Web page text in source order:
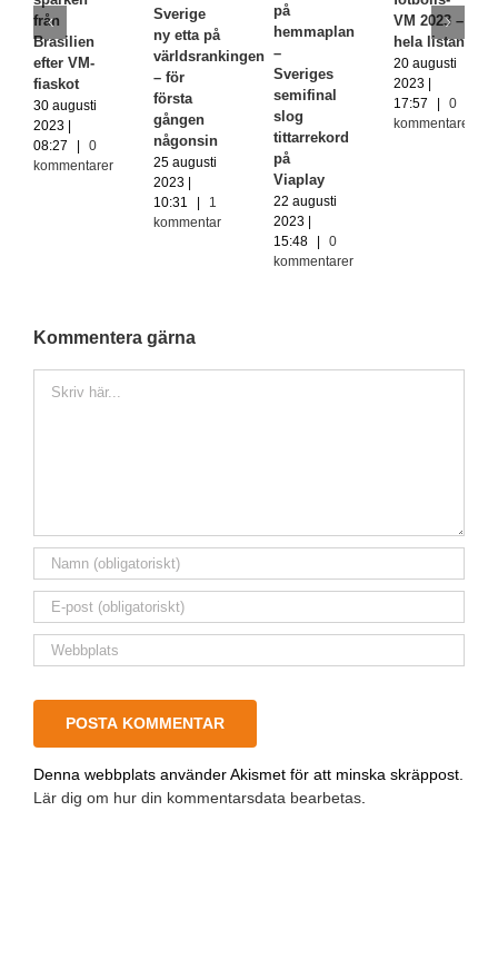
från
Brasilien
efter VM-
fiaskot
30 augusti
2023 |
08:27
0
kommentarer
Sverige
ny etta på
världsrankingen
– för
första
gången
någonsin
25 augusti
2023 |
10:31
1
kommentar
på
hemmaplan
–
Sveriges
semifinal
slog
tittarrekord
på
Viaplay
22 augusti
2023 |
15:48
0
kommentarer
VM 2023 –
hela listan
20 augusti
2023 |
17:57
0
kommentarer
Kommentera gärna
Denna webbplats använder Akismet för att minska skräppost.
Lär dig om hur din kommentarsdata bearbetas.